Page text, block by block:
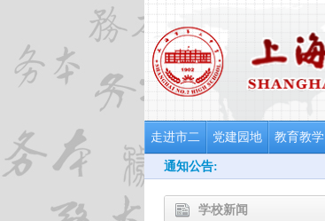
走进市二 党建园地 教育教学
通知公告:
学校新闻